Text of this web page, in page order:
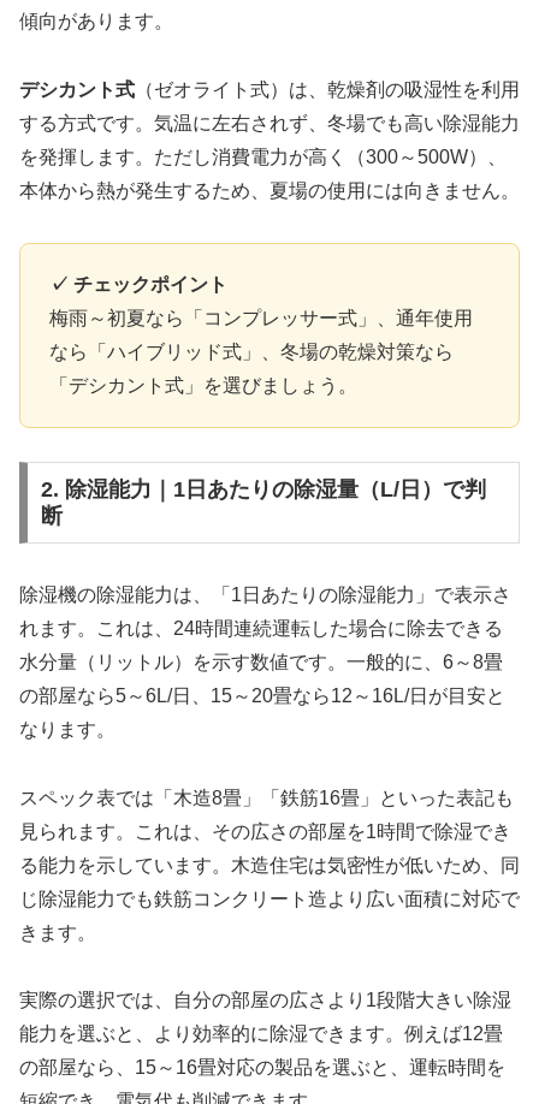
傾向があります。
デシカント式 （ゼオライト式）は、乾燥剤の吸湿性を利用
する方式です。気温に左右されず、冬場でも高い除湿能力
を発揮します。ただし消費電力が高く（300～500W）、
本体から熱が発生するため、夏場の使用には向きません。
✓ チェックポイント
梅雨～初夏なら「コンプレッサー式」、通年使用
なら「ハイブリッド式」、冬場の乾燥対策なら
「デシカント式」を選びましょう。
2. 除湿能力｜1日あたりの除湿量（L/日）で判
断
除湿機の除湿能力は、「1日あたりの除湿能力」で表示さ
れます。これは、24時間連続運転した場合に除去できる
水分量（リットル）を示す数値です。一般的に、6～8畳
の部屋なら5～6L/日、15～20畳なら12～16L/日が目安と
なります。
スペック表では「木造8畳」「鉄筋16畳」といった表記も
見られます。これは、その広さの部屋を1時間で除湿でき
る能力を示しています。木造住宅は気密性が低いため、同
じ除湿能力でも鉄筋コンクリート造より広い面積に対応で
きます。
実際の選択では、自分の部屋の広さより1段階大きい除湿
能力を選ぶと、より効率的に除湿できます。例えば12畳
の部屋なら、15～16畳対応の製品を選ぶと、運転時間を